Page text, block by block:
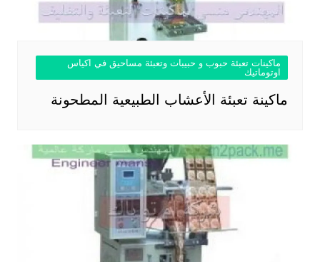
ماكينات تعبئة حبوب و حبيبات وتعبئة مساحيق في اكياس
اوتوماتيك
ماكينة تعبئة الأعشاب الطبيعية المطحونة